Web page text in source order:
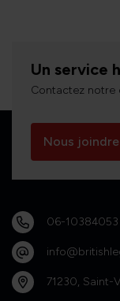
Un service
Contactez notre
Nous joindre
06-10384053
71230, Saint-